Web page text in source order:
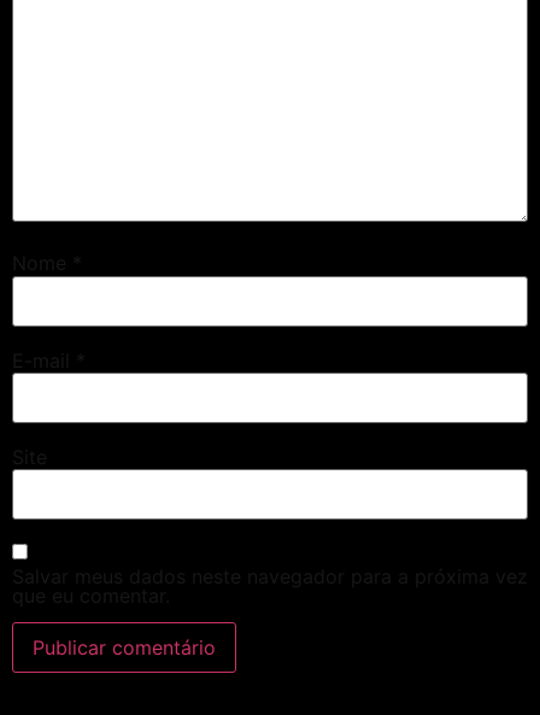
Nome
E-mail
Site
Salvar meus dados neste navegador para a próxima vez
que eu comentar.